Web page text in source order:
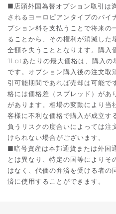
■店頭外国為替オプション取引は
されるヨーロピアンタイプのバイ
プション料を支払うことで将来の
ることから、その権利が消滅した
全額を失うこととなります。購入
1Lotあたりの最大価格は、購入
です。オプション購入後の注文取
引可能期間であれば売却は可能で
格には価格差（スプレッド）があ
があります。相場の変動により当
客様に不利な価格で購入が成立す
負うリスクの度合いによっては注
けられない場合がございます。
■暗号資産は本邦通貨または外国
とは異なり、特定の国等によりそ
はなく、代価の弁済を受ける者の
済に使用することができます。